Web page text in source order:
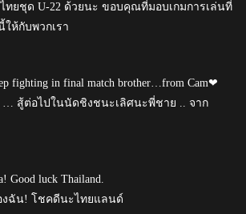
ทยชุด U-22 ด้วยนะ ขอบคุณที่มอบเกมการเล่นที่
ห้กับพวกเรา
fighting in final match brother…from Cam❤
สู้ต่อไปในนัดชิงชนะเลิศนะพี่ชาย .. จาก
Good luck Thailand.
งฉัน! โชคดีนะไทยแลนด์